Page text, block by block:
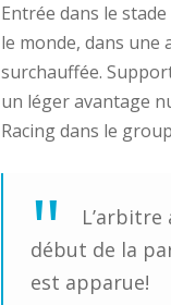
Entrée dans le
le monde, dans une
surchauffée.
un léger avantage
Racing dans le
L’arbitre
début de la
est apparue!